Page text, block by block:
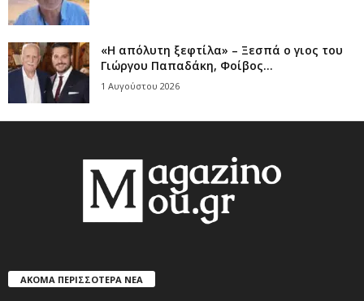
«Η απόλυτη ξεφτίλα» – Ξεσπά ο γιος του
Γιώργου Παπαδάκη, Φοίβος...
1 Αυγούστου 2026
ΑΚΟΜΑ ΠΕΡΙΣΣΟΤΕΡΑ ΝΕΑ